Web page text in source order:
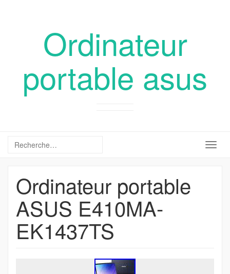
Ordinateur
portable asus
Ordinateur portable
ASUS E410MA-
EK1437TS